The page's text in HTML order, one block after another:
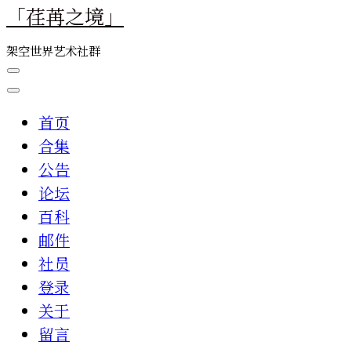
西
吗?
「荏苒之境」
架空世界艺术社群
首页
合集
公告
论坛
百科
邮件
社员
登录
关于
留言